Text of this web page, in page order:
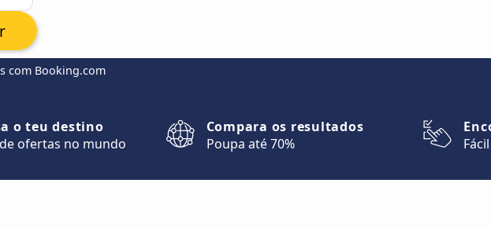
com Booking.com
o teu destino
ofertas no mundo
Compara os resultados
Poupa até 70%